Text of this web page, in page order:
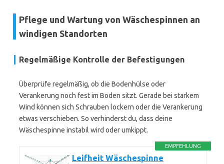
Pflege und Wartung von Wäschespinnen an
windigen Standorten
Regelmäßige Kontrolle der Befestigungen
Überprüfe regelmäßig, ob die Bodenhülse oder
Verankerung noch fest im Boden sitzt. Gerade bei starkem
Wind können sich Schrauben lockern oder die Verankerung
etwas verschieben. So verhinderst du, dass deine
Wäschespinne instabil wird oder umkippt.
EMPFEHLUNG
Leifheit Wäschespinne